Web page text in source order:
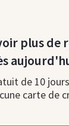
plus de
de 10
carte de